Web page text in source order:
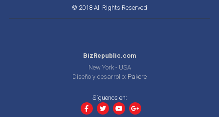
© 2018 All Rights Reserved
BizRepublic.com
New York - USA
Diseño y desarrollo: Pakore
Síguenos en: